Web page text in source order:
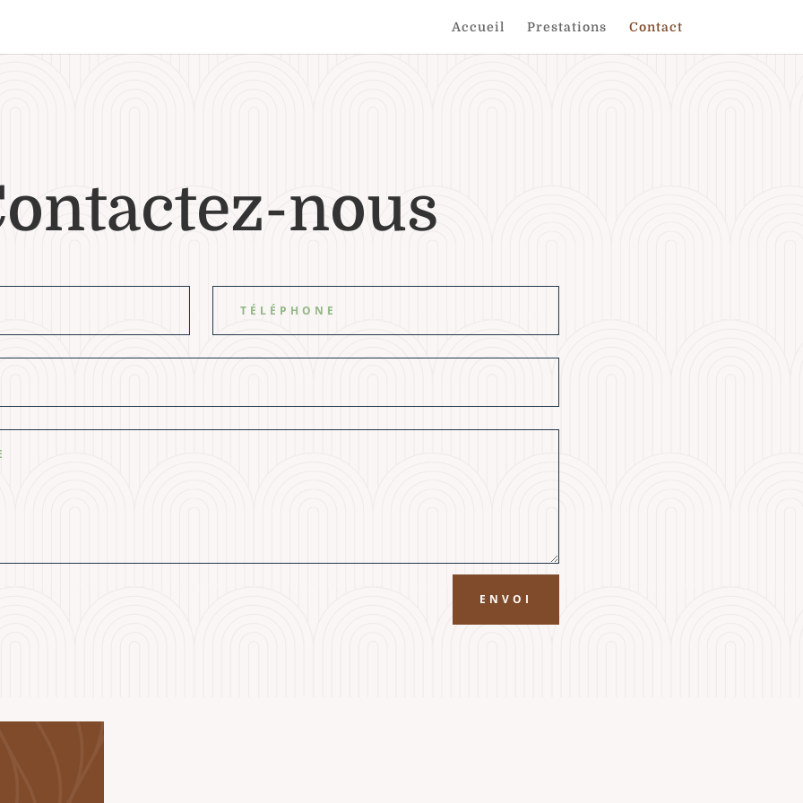
Accueil Prestations Contact
nous
ENVOI